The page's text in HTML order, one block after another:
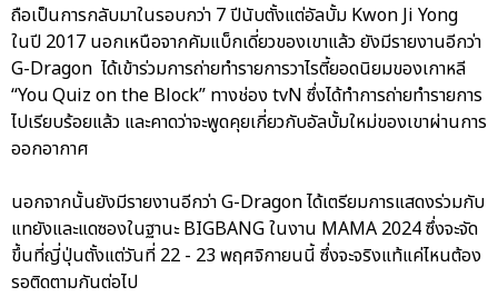
ถือเป็นการกลับมาในรอบกว่า 7 ปีนับตั้งแต่อัลบั้ม Kwon Ji Yong
ในปี 2017 นอกเหนือจากคัมแบ็กเดี่ยวของเขาแล้ว ยังมีรายงานอีกว่า
G-Dragon ได้เข้าร่วมการถ่ายทำรายการวาไรตี้ยอดนิยมของเกาหลี
“You Quiz on the Block” ทางช่อง tvN ซึ่งได้ทำการถ่ายทำรายการ
ไปเรียบร้อยแล้ว และคาดว่าจะพูดคุยเกี่ยวกับอัลบั้มใหม่ของเขาผ่านการ
ออกอากาศ
นอกจากนั้นยังมีรายงานอีกว่า G-Dragon ได้เตรียมการแสดงร่วมกับ
แทยังและแดซองในฐานะ BIGBANG ในงาน MAMA 2024 ซึ่งจะจัด
ขึ้นที่ญี่ปุ่นตั้งแต่วันที่ 22 - 23 พฤศจิกายนนี้ ซึ่งจะจริงแท้แค่ไหนต้อง
รอติดตามกันต่อไป